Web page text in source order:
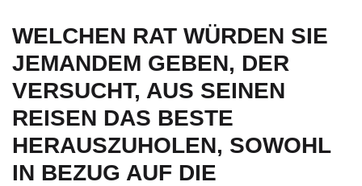
WELCHEN RAT WÜRDEN SIE
JEMANDEM GEBEN, DER
VERSUCHT, AUS SEINEN
REISEN DAS BESTE
HERAUSZUHOLEN, SOWOHL
IN BEZUG AUF DIE